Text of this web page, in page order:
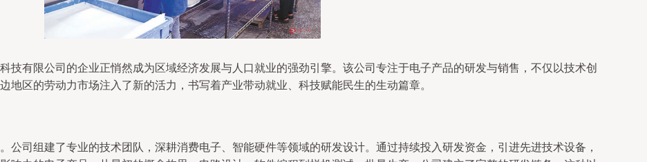
技有限公司的企业正悄然成为区域经济发展与人口就业的强劲引擎。该公司专注于电子产品的研发与销售，不仅以技术创
地区的劳动力市场注入了新的活力，书写着产业带动就业、科技赋能民生的生动篇章。
公司组建了专业的技术团队，深耕消费电子、智能硬件等领域的研发设计。通过持续投入研发资金，引进先进技术设备，